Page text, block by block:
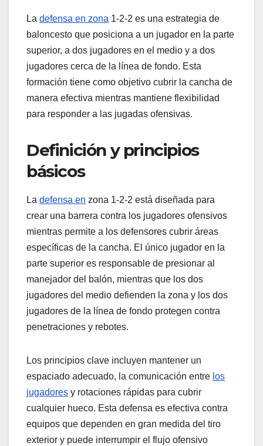
La defensa en zona 1-2-2 es una estrategia de
baloncesto que posiciona a un jugador en la parte
superior, a dos jugadores en el medio y a dos
jugadores cerca de la línea de fondo. Esta
formación tiene como objetivo cubrir la cancha de
manera efectiva mientras mantiene flexibilidad
para responder a las jugadas ofensivas.
Definición y principios
básicos
La defensa en zona 1-2-2 está diseñada para
crear una barrera contra los jugadores ofensivos
mientras permite a los defensores cubrir áreas
específicas de la cancha. El único jugador en la
parte superior es responsable de presionar al
manejador del balón, mientras que los dos
jugadores del medio defienden la zona y los dos
jugadores de la línea de fondo protegen contra
penetraciones y rebotes.
Los principios clave incluyen mantener un
espaciado adecuado, la comunicación entre los
jugadores y rotaciones rápidas para cubrir
cualquier hueco. Esta defensa es efectiva contra
equipos que dependen en gran medida del tiro
exterior y puede interrumpir el flujo ofensivo